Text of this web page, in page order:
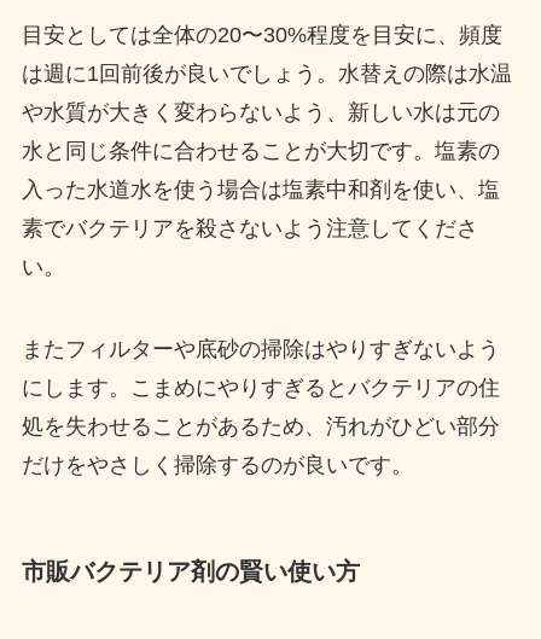
目安としては全体の20〜30%程度を目安に、頻度
は週に1回前後が良いでしょう。水替えの際は水温
や水質が大きく変わらないよう、新しい水は元の
水と同じ条件に合わせることが大切です。塩素の
入った水道水を使う場合は塩素中和剤を使い、塩
素でバクテリアを殺さないよう注意してくださ
い。
またフィルターや底砂の掃除はやりすぎないよう
にします。こまめにやりすぎるとバクテリアの住
処を失わせることがあるため、汚れがひどい部分
だけをやさしく掃除するのが良いです。
市販バクテリア剤の賢い使い方